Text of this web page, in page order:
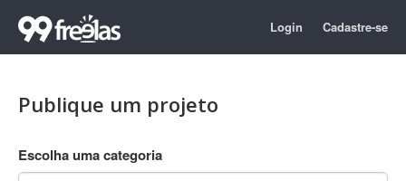
Login Cadastre-se
Publique um projeto
Escolha uma categoria